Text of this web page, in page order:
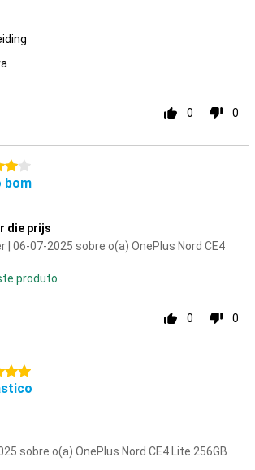
0 0
bom
die prijs
| 06-07-2025 sobre o(a) OnePlus Nord CE4
produto
0 0
sobre o(a) OnePlus Nord CE4 Lite 256GB